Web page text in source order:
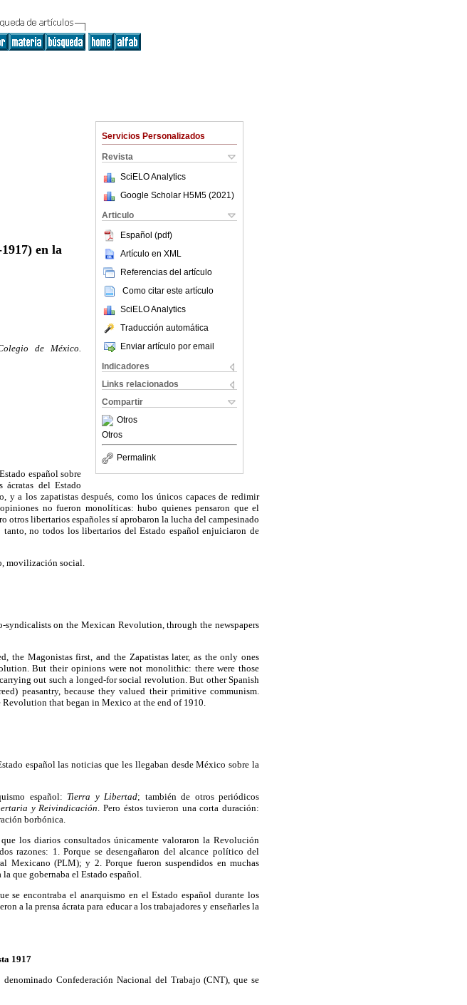
Servicios Personalizados
Revista
SciELO Analytics
Google Scholar H5M5 (2021 )
Articulo
Español (pdf)
Artículo en XML
Referencias del artículo
Como citar este artículo
SciELO Analytics
Traducción automática
Enviar artículo por email
Indicadores
Links relacionados
Compartir
Otros
Otros
Permalink
en la
de México.
español sobre
del Estado
y a los zapatistas después, como los únicos capaces de redimir
no fueron monolíticas: hubo quienes pensaron que el
otros libertarios españoles sí aprobaron la lucha del campesinado
no todos los libertarios del Estado español enjuiciaron de
movilización social.
syndicalists on the Mexican Revolution, through the newspapers
the Magonistas first, and the Zapatistas later, as the only ones
But their opinions were not monolithic: there were those
out such a longed-for social revolution. But other Spanish
peasantry, because they valued their primitive communism.
that began in Mexico at the end of 1910.
español las noticias que les llegaban desde México sobre la
español: Tierra y Libertad; también de otros periódicos
y Reivindicación . Pero éstos tuvieron una corta duración:
borbónica.
los diarios consultados únicamente valoraron la Revolución
razones: 1. Porque se desengañaron del alcance político del
Mexicano (PLM); y 2. Porque fueron suspendidos en muchas
que gobernaba el Estado español.
se encontraba el anarquismo en el Estado español durante los
a la prensa ácrata para educar a los trabajadores y enseñarles la
1917
Confederación Nacional del Trabajo (CNT), que se